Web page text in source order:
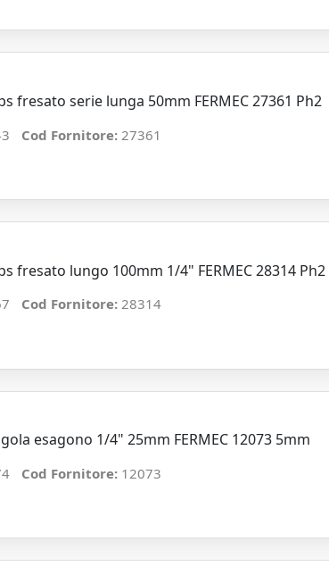
fresato serie lunga 50mm FERMEC 27361 Ph2
Cod Fornitore: 27361
fresato lungo 100mm 1/4" FERMEC 28314 Ph2
Cod Fornitore: 28314
esagono 1/4" 25mm FERMEC 12073 5mm
Cod Fornitore: 12073